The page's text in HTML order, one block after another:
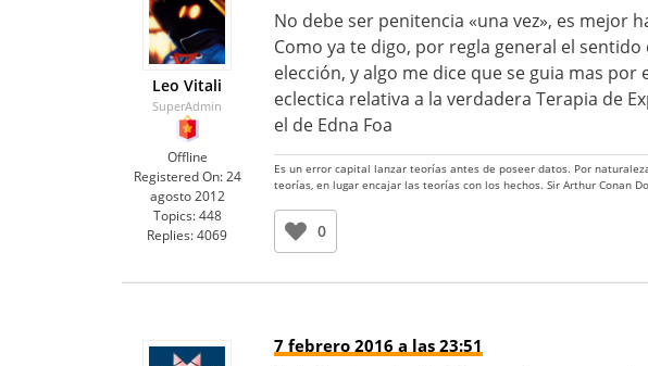
Leo Vitali
SuperAdmin
Offline
Registered On: 24
agosto 2012
Topics: 448
Replies:4069
No debe ser penitencia «una vez», es mejor
Como ya te digo, por regla general el
elección, y algo me dice que se guia mas
eclectica relativa a la verdadera Terapia de
el de Edna Foa
Es un error capital lanzar teorías antes de poseer datos. Por
teorías, en lugar encajar las teorías con los hechos. Sir Arthur Conan
0
7 febrero 2016 a las 23:51